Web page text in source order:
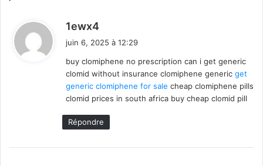
1ewx4
:
juin 6, 2025 à 12:29
buy clomiphene no prescription can i get generic
clomid without insurance clomiphene generic get
generic clomiphene for sale cheap clomiphene pills
clomid prices in south africa buy cheap clomid pill
Répondre